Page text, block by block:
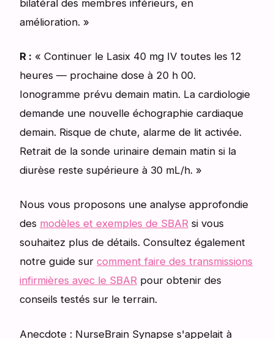
bilatéral des membres inférieurs, en
amélioration. »
R : « Continuer le Lasix 40 mg IV toutes les 12
heures — prochaine dose à 20 h 00.
Ionogramme prévu demain matin. La cardiologie
demande une nouvelle échographie cardiaque
demain. Risque de chute, alarme de lit activée.
Retrait de la sonde urinaire demain matin si la
diurèse reste supérieure à 30 mL/h. »
Nous vous proposons une analyse approfondie
des modèles et exemples de SBAR si vous
souhaitez plus de détails. Consultez également
notre guide sur comment faire des transmissions
infirmières avec le SBAR pour obtenir des
conseils testés sur le terrain.
Anecdote : NurseBrain Synapse s'appelait à